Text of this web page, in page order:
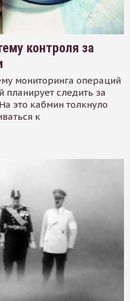
контроля за
мониторинга операций
следить за
это кабмин толкнуло
к